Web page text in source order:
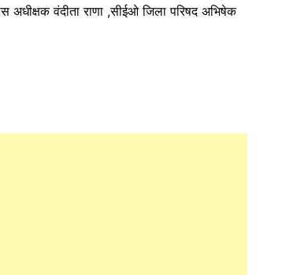
अधीक्षक वंदीता राणा ,सीईओ जिला परिषद अभिषेक